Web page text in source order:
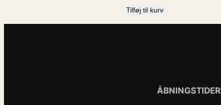
Tilføj til kurv
ÅBNINGSTIDER